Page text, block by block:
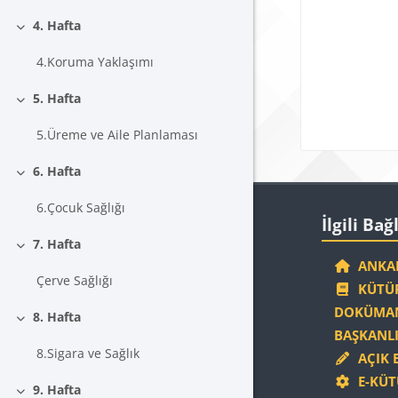
Daralt
4. Hafta
4.Koruma Yaklaşımı
Daralt
5. Hafta
5.Üreme ve Aile Planlaması
Daralt
6. Hafta
6.Çocuk Sağlığı
Daralt
7. Hafta
Çerve Sağlığı
Daralt
8. Hafta
8.Sigara ve Sağlık
9. Hafta
İlgili
AÇIK
E-